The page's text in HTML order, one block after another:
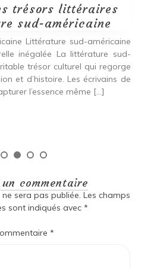
commentaire
sera pas publiée. Les champs
sont indiqués avec *
*